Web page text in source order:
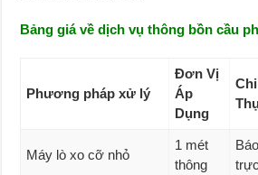
Bảng giá về dịch vụ thông bồn cầu
Phương pháp xử lý
Đơn Vị
Áp
Dụng
Máy lò xo cỡ nhỏ
1 mét
thông